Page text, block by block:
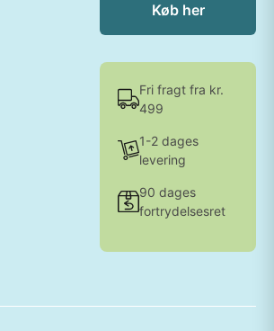
Køb her
Fri fragt fra kr.
499
1-2 dages
levering
90 dages
fortrydelsesret